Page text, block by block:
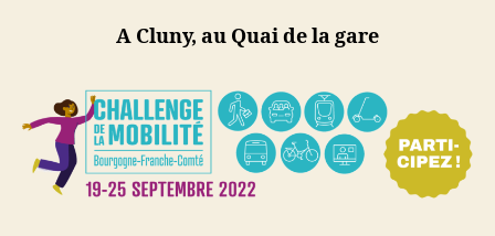
A Cluny, au Quai de la gare